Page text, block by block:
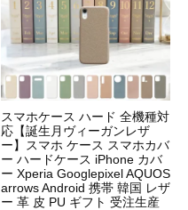
スマホケース ハード 全機種対
応【誕生月ヴィーガンレザ
ー】スマホ ケース スマホカバ
ー ハードケース iPhone カバ
ー Xperia Googlepixel AQUOS
arrows Android 携帯 韓国 レザ
ー 革 皮 PU ギフト 受注生産